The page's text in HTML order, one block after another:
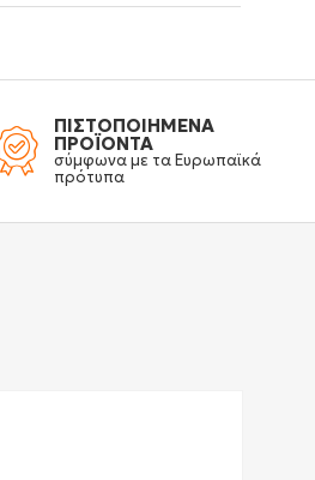
ΠΙΣΤΟΠΟΙΗΜΕΝΑ
ΠΡΟΪΟΝΤΑ
σύμφωνα με τα Ευρωπαϊκά
πρότυπα